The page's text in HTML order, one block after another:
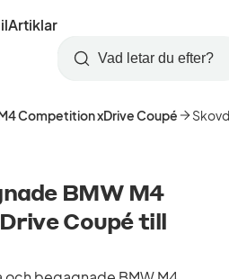
Startsida
Artiklar
Skapa
konto
Logga
in
Sök
Competition xDrive Coupé
BMW M4
Coupé till